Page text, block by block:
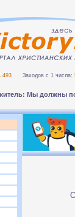
493 Заходов с 1 числа:
Мы должны